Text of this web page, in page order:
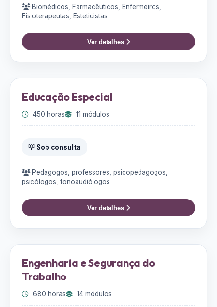
Biomédicos, Farmacêuticos, Enfermeiros,
Fisioterapeutas, Esteticistas
Ver detalhes
Educação Especial
450 horas 11 módulos
💡 Sob consulta
Pedagogos, professores, psicopedagogos,
psicólogos, fonoaudiólogos
Ver detalhes
Engenharia e Segurança do
Trabalho
680 horas 14 módulos